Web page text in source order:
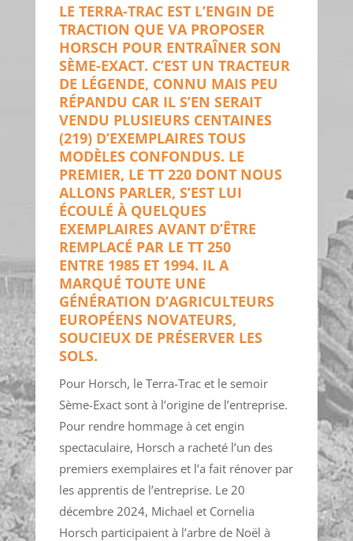
LE TERRA-TRAC EST L’ENGIN DE
TRACTION QUE VA PROPOSER
HORSCH POUR ENTRAÎNER SON
SÈME-EXACT. C’EST UN TRACTEUR
DE LÉGENDE, CONNU MAIS PEU
RÉPANDU CAR IL S’EN SERAIT
VENDU PLUSIEURS CENTAINES
(219) D’EXEMPLAIRES TOUS
MODÈLES CONFONDUS. LE
PREMIER, LE TT 220 DONT NOUS
ALLONS PARLER, S’EST LUI
ÉCOULÉ À QUELQUES
EXEMPLAIRES AVANT D’ÊTRE
REMPLACÉ PAR LE TT 250
ENTRE 1985 ET 1994. IL A
MARQUÉ TOUTE UNE
GÉNÉRATION D’AGRICULTEURS
EUROPÉENS NOVATEURS,
SOUCIEUX DE PRÉSERVER LES
SOLS.
Pour Horsch, le Terra-Trac et le semoir
Sème-Exact sont à l’origine de l’entreprise.
Pour rendre hommage à cet engin
spectaculaire, Horsch a racheté l’un des
premiers exemplaires et l’a fait rénover par
les apprentis de l’entreprise. Le 20
décembre 2024, Michael et Cornelia
Horsch participaient à l’arbre de Noël à